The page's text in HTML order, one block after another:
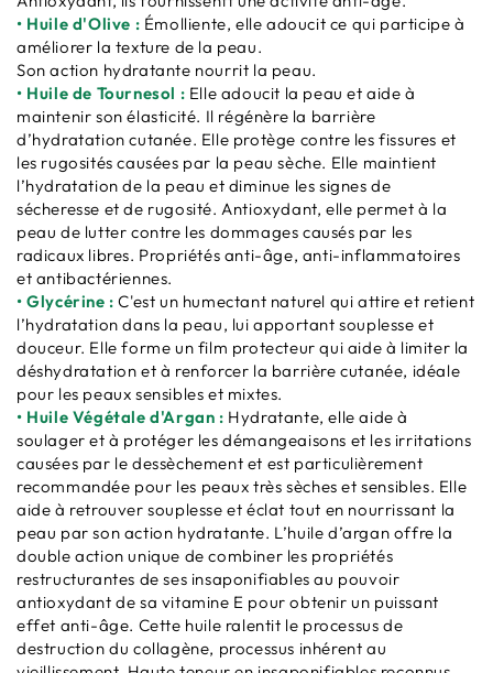
• Huile d'Olive : Émolliente, elle adoucit ce qui participe à
améliorer la texture de la peau.
Son action hydratante nourrit la peau.
• Huile de Tournesol : Elle adoucit la peau et aide à
maintenir son élasticité. Il régénère la barrière
d’hydratation cutanée. Elle protège contre les fissures et
les rugosités causées par la peau sèche. Elle maintient
l’hydratation de la peau et diminue les signes de
sécheresse et de rugosité. Antioxydant, elle permet à la
peau de lutter contre les dommages causés par les
radicaux libres. Propriétés anti-âge, anti-inflammatoires
et antibactériennes.
• Glycérine : C'est un humectant naturel qui attire et retient
l’hydratation dans la peau, lui apportant souplesse et
douceur. Elle forme un film protecteur qui aide à limiter la
déshydratation et à renforcer la barrière cutanée, idéale
pour les peaux sensibles et mixtes.
• Huile Végétale d'Argan : Hydratante, elle aide à
soulager et à protéger les démangeaisons et les irritations
causées par le dessèchement et est particulièrement
recommandée pour les peaux très sèches et sensibles. Elle
aide à retrouver souplesse et éclat tout en nourrissant la
peau par son action hydratante. L’huile d’argan offre la
double action unique de combiner les propriétés
restructurantes de ses insaponifiables au pouvoir
antioxydant de sa vitamine E pour obtenir un puissant
effet anti-âge. Cette huile ralentit le processus de
destruction du collagène, processus inhérent au